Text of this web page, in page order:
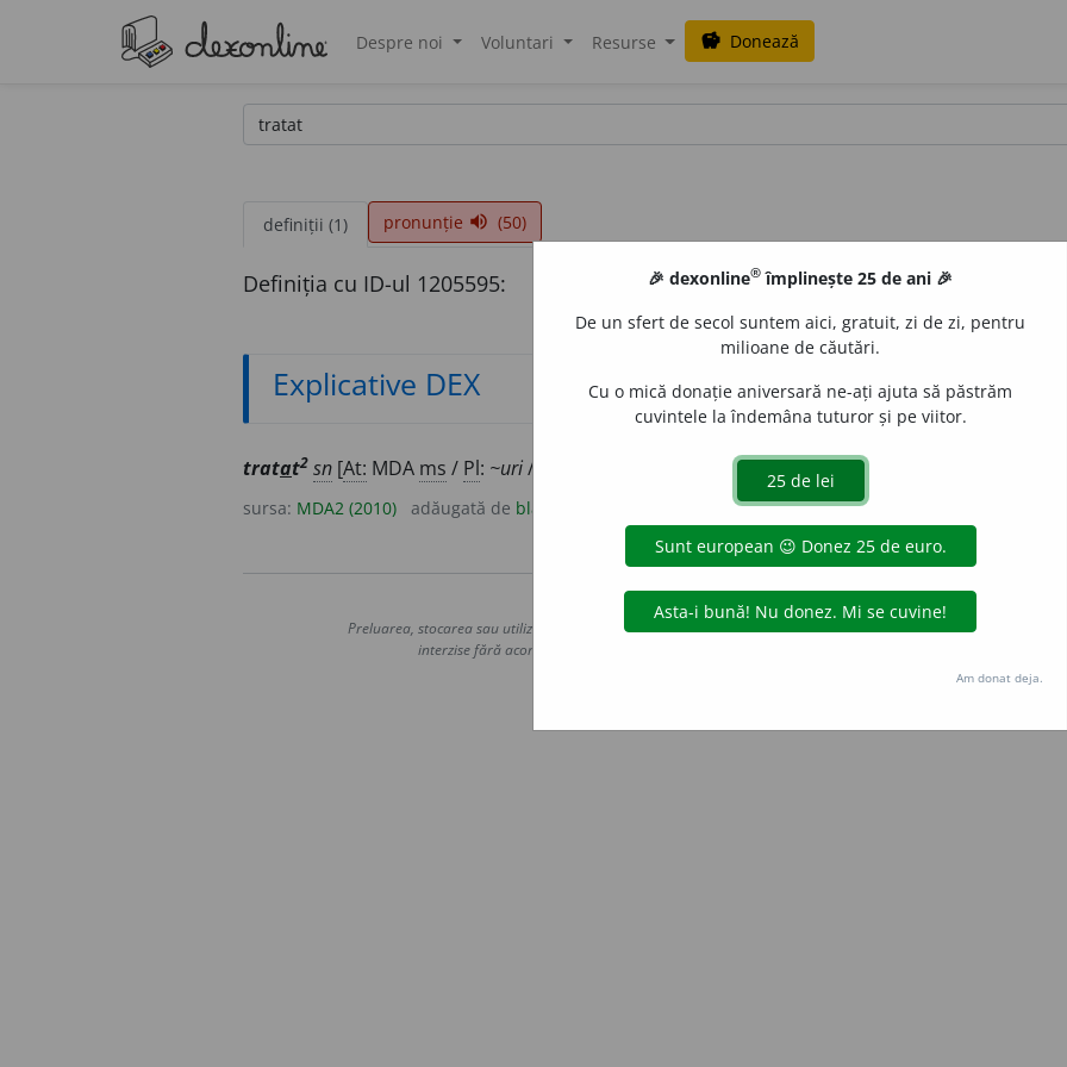
Despre noi Voluntari Resurse savings Donează
definiții (1) pronunție volume_up (50)
Definiția cu ID-ul 1205595:
Explicative DEX
tratat2 sn [At: MDA ms / Pl: ~uri/ 3-11).
sursa: MDA2 (2010) adăugată de blaurb.
Copyright © 2004-2026 dexonline (https://dexonline.ro)
Preluarea, stocarea sau utilizarea datelor de pe acest site, inclusiv prin orice metode de extragere automată
interzise fără acordul nostru prealabil scris, cu excepția seturilor de date oferite oficial spre utilizare
Hosterion
🎉 dexonline® împlinește 25 de ani 🎉
De un sfert de secol suntem aici, gratuit, zi de zi, pentru
milioane de căutări.
Cu o mică donație aniversară ne-ați ajuta să păstrăm
cuvintele la îndemâna tuturor și pe viitor.
Am donat deja.